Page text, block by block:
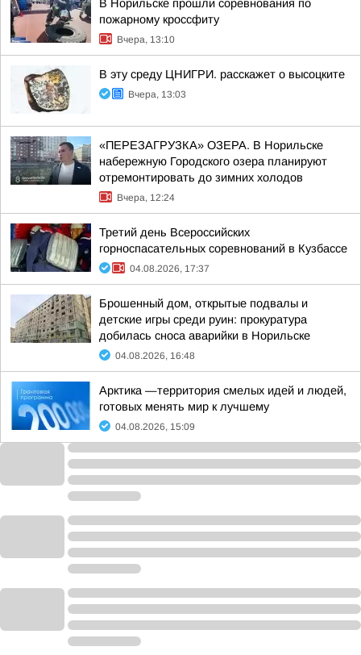
В Норильске прошли соревнования по
пожарному кроссфиту
Вчера, 13:10
В эту среду ЦНИГРИ. расскажет о высоцките
Вчера, 13:03
«ПЕРЕЗАГРУЗКА» ОЗЕРА. В Норильске
набережную Городского озера планируют
отремонтировать до зимних холодов
Вчера, 12:24
Третий день Всероссийских
горноспасательных соревнований в Кузбассе
04.08.2026, 17:37
Брошенный дом, открытые подвалы и
детские игры среди руин: прокуратура
добилась сноса аварийки в Норильске
04.08.2026, 16:48
Арктика —территория смелых идей и людей,
готовых менять мир к лучшему
04.08.2026, 15:09